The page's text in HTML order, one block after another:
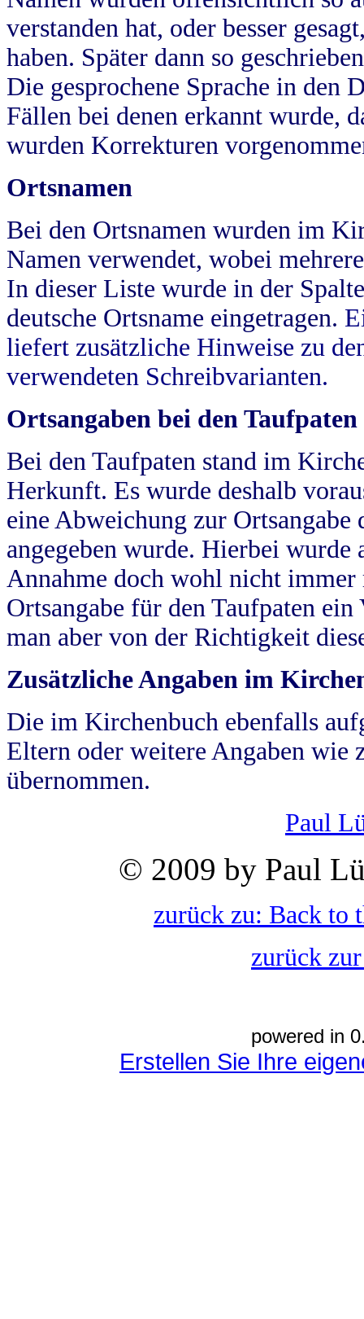
verstanden hat, oder besser
haben. Später dann so
Die gesprochene Sprache in
Fällen bei denen erkannt wurde,
wurden Korrekturen
Ortsnamen
Bei den Ortsnamen wurden im
Namen verwendet, wobei
In dieser Liste wurde in der
deutsche Ortsname eingetragen.
liefert zusätzliche Hinweise zu
verwendeten Schreibvarianten.
Ortsangaben bei den Taufpaten
Bei den Taufpaten stand im
Herkunft. Es wurde deshalb
eine Abweichung zur
angegeben wurde. Hierbei wurde
Annahme doch wohl nicht
Ortsangabe für den Taufpaten
man aber von der Richtigkeit
Zusätzliche Angaben im
Die im Kirchenbuch ebenfalls
Eltern oder weitere Angaben wie
übernommen.
Paul
© 2009 by Paul
zurück zu: Back to
zurück
powered in
Erstellen Sie Ihre